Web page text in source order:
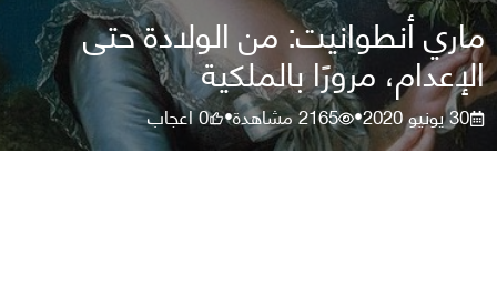
ماري أنطوانيت: من الولادة حتى
الإعدام، مرورًا بالملكية
30 يونيو 2020 •
2165مشاهدة•
0اعجاب